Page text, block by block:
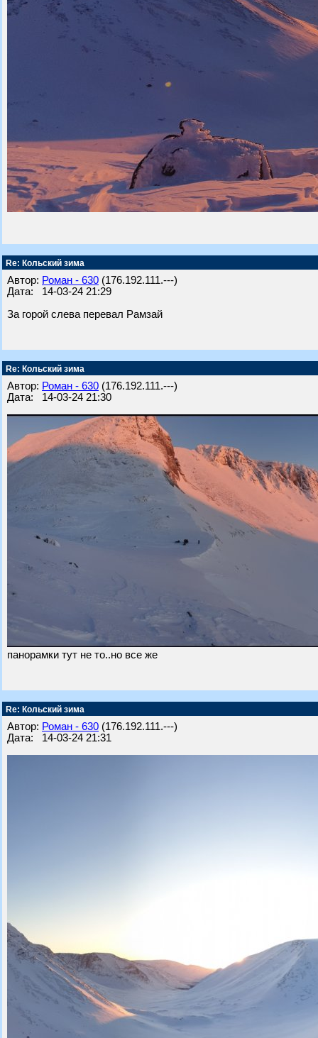
Re: Кольский зима
Автор: Роман - 630 (176.192.111.---)
Дата: 14-03-24 21:29
За горой слева перевал Рамзай
Re: Кольский зима
Автор: Роман - 630 (176.192.111.---)
Дата: 14-03-24 21:30
панорамки тут не то..но все же
Re: Кольский зима
Автор: Роман - 630 (176.192.111.---)
Дата: 14-03-24 21:31